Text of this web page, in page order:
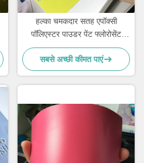
हल्का चमकदार सतह एपॉक्सी
पॉलिएस्टर पाउडर पेंट फ्लोरोसेंट
नीयन प्रभाव
सबसे अच्छी कीमत पाएं